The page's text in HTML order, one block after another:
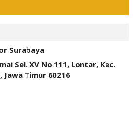
Surabaya
Sel. XV No.111, Lontar, Kec.
Jawa Timur 60216